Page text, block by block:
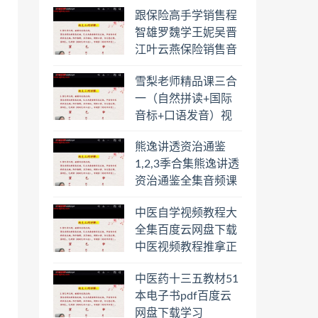
跟保险高手学销售程
智雄罗魏学王妮吴晋
江叶云燕保险销售音
盘下载学习
雪梨老师精品课三合
一（自然拼读+国际
音标+口语发音）视
载学习
熊逸讲透资治通鉴
1,2,3季合集熊逸讲透
资治通鉴全集音频课
一二三辑合集百度云
网盘下载学习
中医自学视频教程大
全集百度云网盘下载
中医视频教程推拿正
经络脉诊面诊舌诊手
诊私密终身会员百度
网盘共享群
中医药十三五教材51
本电子书pdf百度云
网盘下载学习